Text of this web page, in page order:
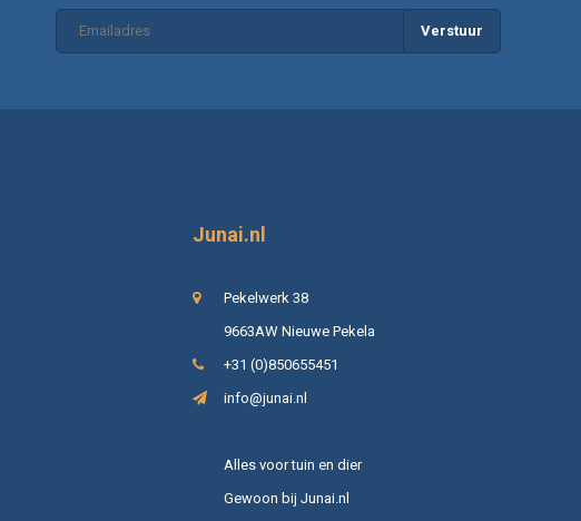
Verstuur
Junai.nl
Pekelwerk 38
9663AW Nieuwe Pekela
+31 (0)850655451
info@junai.nl
Alles voor tuin en dier
Gewoon bij Junai.nl